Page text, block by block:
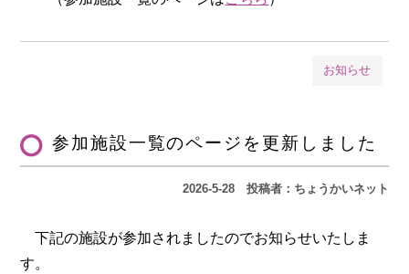
お知らせ
参加施設一覧のページを更新しました
2026-5-28投稿者：ちょうかいネット
下記の施設が参加されましたのでお知らせいたしま
す。